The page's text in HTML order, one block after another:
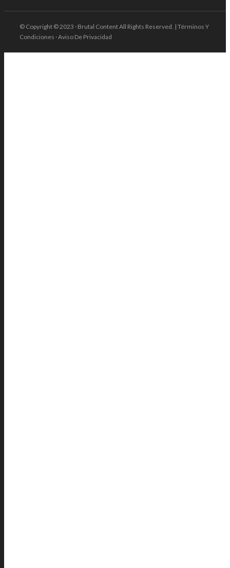
© Copyright © 2023 · Brutal Content All Rights Reserved. | Términos Y
Condiciones · Aviso De Privacidad